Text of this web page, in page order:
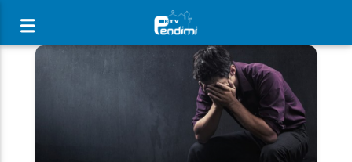
[There are no radio stations in the database]